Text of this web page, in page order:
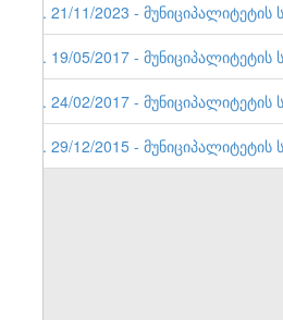
4. 21/11/2023 -
3. 19/05/2017 -
2. 24/02/2017 -
1. 29/12/2015 -